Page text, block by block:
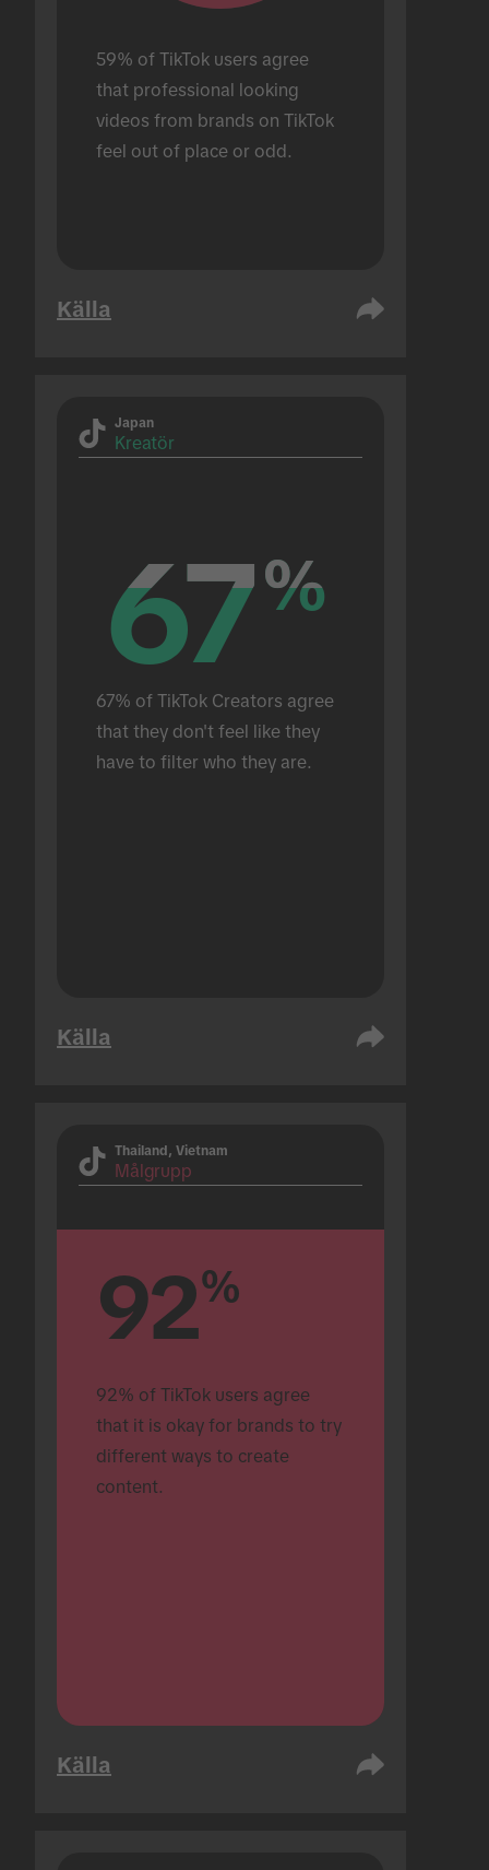
59% of TikTok users agree
that professional looking
videos from brands on TikTok
feel out of place or odd.
Källa
Japan
Kreatör
67%
67%
67% of TikTok Creators agree
that they don't feel like they
have to filter who they are.
Källa
Thailand, Vietnam
Målgrupp
92%
92% of TikTok users agree
that it is okay for brands to try
different ways to create
content.
Källa